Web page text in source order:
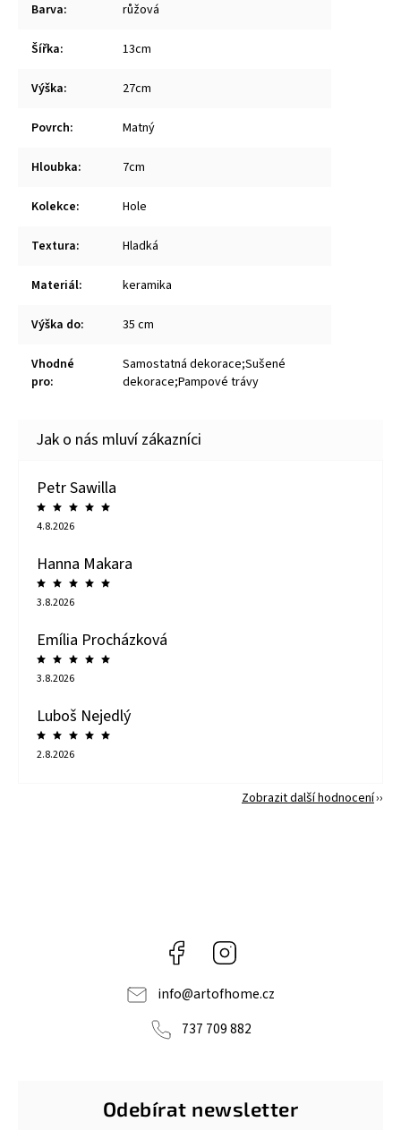
Barva: růžová
Šířka: 13cm
Výška: 27cm
Povrch: Matný
Hloubka: 7cm
Kolekce: Hole
Textura: Hladká
Materiál: keramika
Výška do: 35 cm
Vhodné
pro:
Samostatná dekorace;Sušené
dekorace;Pampové trávy
Petr Sawilla
4.8.2026
Hanna Makara
3.8.2026
Emília Procházková
3.8.2026
Luboš Nejedlý
2.8.2026
Zobrazit další hodnocení
Facebook
info@artofhome.cz
737 709 882
Odebírat newsletter